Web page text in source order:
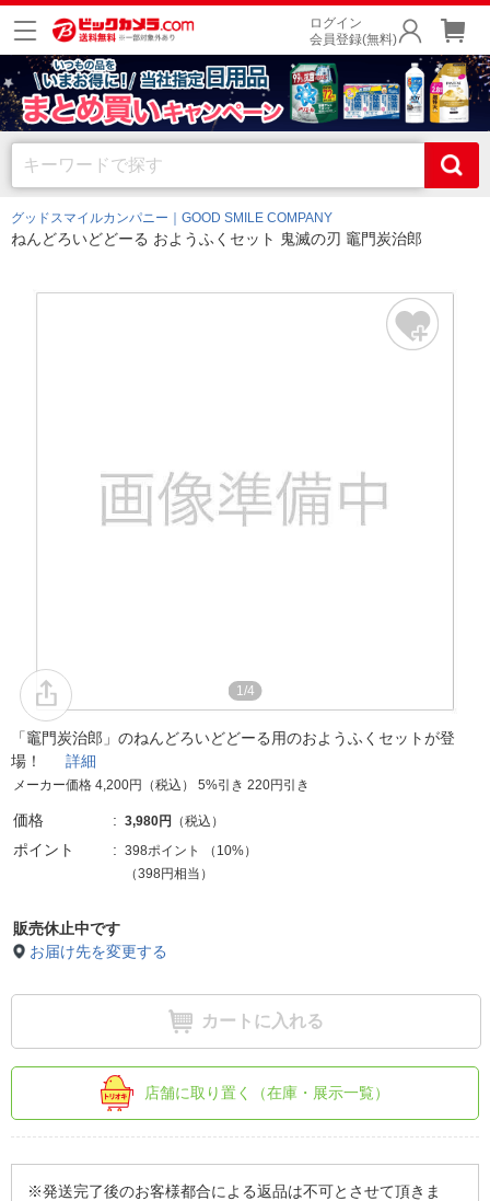
ログイン
会員登録(無料)
グッドスマイルカンパニー｜GOOD SMILE COMPANY
ねんどろいどどーる おようふくセット 鬼滅の刃 竈門炭治郎
1/4
「竈門炭治郎」のねんどろいどどーる用のおようふくセットが登
場！ 詳細
メーカー価格 4,200円（税込） 5%引き 220円引き
価格 3,980円 （税込）
ポイント 398ポイント （ 10%）
（398円相当）
販売休止中です
お届け先を変更する
カートに入れる
店舗に取り置く（在庫・展示一覧）
※発送完了後のお客様都合による返品は不可とさせて頂きま